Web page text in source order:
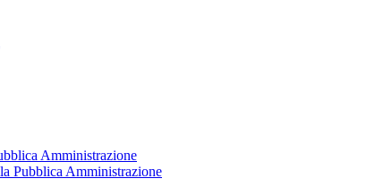
Amministrazione
Pubblica Amministrazione